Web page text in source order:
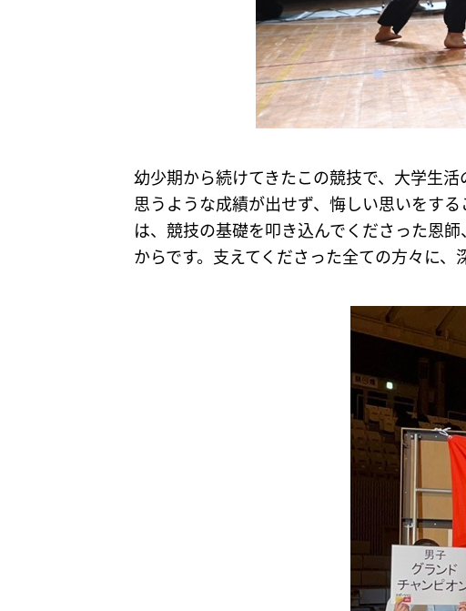
幼少期から続けてきたこの競技で、大学生
思うような成績が出せず、悔しい思いをす
は、競技の基礎を叩き込んでくださった恩
からです。支えてくださった全ての方々に、